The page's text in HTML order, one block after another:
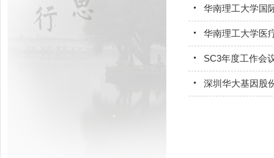
华南理工大学国
华南理工大学医
SC3年度工作会
深圳华大基因股